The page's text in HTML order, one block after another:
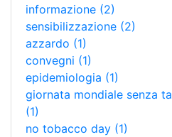
informazione (2)
sensibilizzazione (2)
azzardo (1)
convegni (1)
epidemiologia (1)
giornata mondiale senza
(1)
no tobacco day (1)